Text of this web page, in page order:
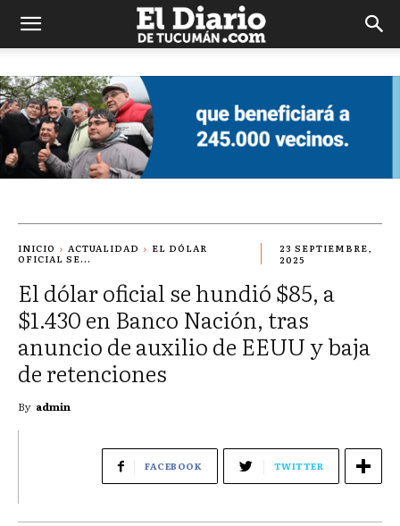
Diario
de
Tucuman
INICIO ACTUALIDAD
EL DÓLAR
OFICIAL SE...
23 SEPTIEMBRE,
2025
El dólar oficial se hundió $85, a
$1.430 en Banco Nación, tras
anuncio de auxilio de EEUU y baja
de retenciones
By admin
FACEBOOK TWITTER